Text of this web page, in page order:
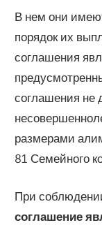
В нем они
порядок их
соглашения
соглашения не
размерами
81 Семейного
При
соглашение